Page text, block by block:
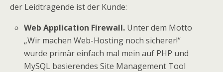
der Leidtragende ist der Kunde:
Web Application Firewall. Unter dem Motto
„Wir machen Web-Hosting noch sicherer!“
wurde primär einfach mal mein auf PHP und
MySQL basierendes Site Management Tool